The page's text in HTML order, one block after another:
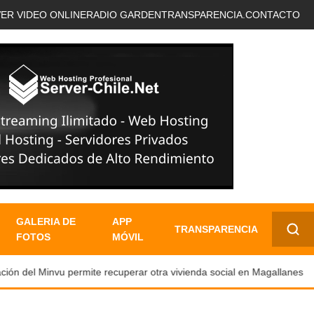
VIDEO ONLINERADIO GARDENTRANSPARENCIA. CONTACTO
GALERIA DE
FOTOS
APP
MÓVIL
TRANSPARENCIA
✕
Minvu permite recuperar otra vivienda social en Magallanes